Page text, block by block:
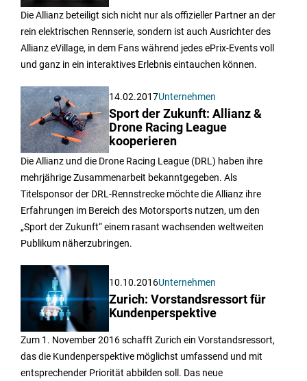
Die Allianz beteiligt sich nicht nur als offizieller Partner an der
rein elektrischen Rennserie, sondern ist auch Ausrichter des
Allianz eVillage, in dem Fans während jedes ePrix-Events voll
und ganz in ein interaktives Erlebnis eintauchen können.
14.02.2017Unternehmen
Sport der Zukunft: Allianz &
Drone Racing League
kooperieren
Die Allianz und die Drone Racing League (DRL) haben ihre
mehrjährige Zusammenarbeit bekanntgegeben. Als
Titelsponsor der DRL-Rennstrecke möchte die Allianz ihre
Erfahrungen im Bereich des Motorsports nutzen, um den
„Sport der Zukunft“ einem rasant wachsenden weltweiten
Publikum näherzubringen.
10.10.2016Unternehmen
Zurich: Vorstandsressort für
Kundenperspektive
Zum 1. November 2016 schafft Zurich ein Vorstandsressort,
das die Kundenperspektive möglichst umfassend und mit
entsprechender Priorität abbilden soll. Das neue